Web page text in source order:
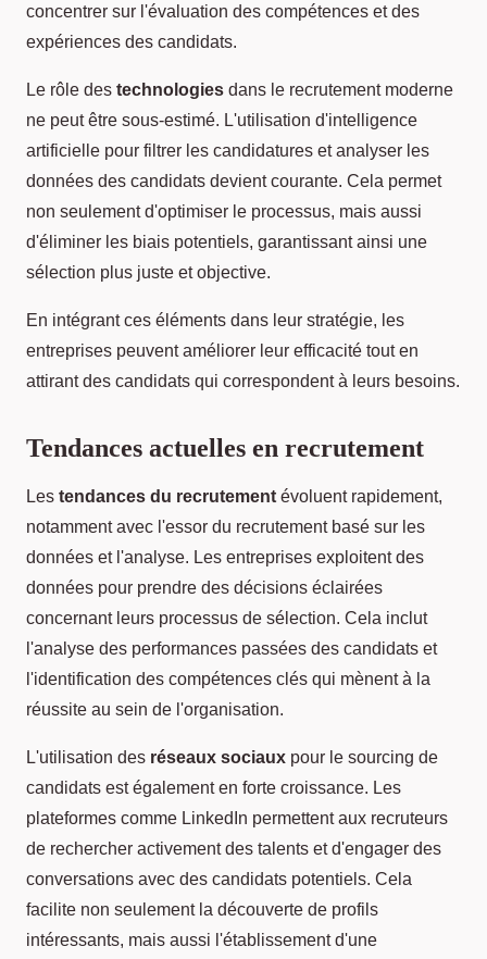
concentrer sur l'évaluation des compétences et des
expériences des candidats.
Le rôle des technologies dans le recrutement moderne
ne peut être sous-estimé. L'utilisation d'intelligence
artificielle pour filtrer les candidatures et analyser les
données des candidats devient courante. Cela permet
non seulement d'optimiser le processus, mais aussi
d'éliminer les biais potentiels, garantissant ainsi une
sélection plus juste et objective.
En intégrant ces éléments dans leur stratégie, les
entreprises peuvent améliorer leur efficacité tout en
attirant des candidats qui correspondent à leurs besoins.
Tendances actuelles en recrutement
Les tendances du recrutement évoluent rapidement,
notamment avec l'essor du recrutement basé sur les
données et l'analyse. Les entreprises exploitent des
données pour prendre des décisions éclairées
concernant leurs processus de sélection. Cela inclut
l'analyse des performances passées des candidats et
l'identification des compétences clés qui mènent à la
réussite au sein de l'organisation.
L'utilisation des réseaux sociaux pour le sourcing de
candidats est également en forte croissance. Les
plateformes comme LinkedIn permettent aux recruteurs
de rechercher activement des talents et d'engager des
conversations avec des candidats potentiels. Cela
facilite non seulement la découverte de profils
intéressants, mais aussi l'établissement d'une